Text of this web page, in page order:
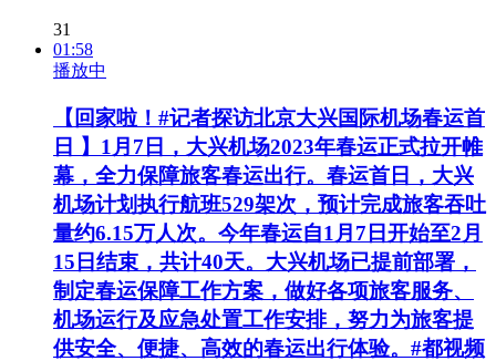
31
01:58
播放中
【回家啦！#记者探访北京大兴国际机场春运首
日 】1月7日，大兴机场2023年春运正式拉开帷
幕，全力保障旅客春运出行。春运首日，大兴
机场计划执行航班529架次，预计完成旅客吞吐
量约6.15万人次。今年春运自1月7日开始至2月
15日结束，共计40天。大兴机场已提前部署，
制定春运保障工作方案，做好各项旅客服务、
机场运行及应急处置工作安排，努力为旅客提
供安全、便捷、高效的春运出行体验。#都视频